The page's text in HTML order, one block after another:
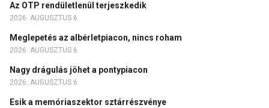
Az OTP rendületlenül terjeszkedik
2026. AUGUSZTUS 6.
Meglepetés az albérletpiacon, nincs roham
2026. AUGUSZTUS 6.
Nagy drágulás jöhet a pontypiacon
2026. AUGUSZTUS 6.
Esik a memóriaszektor sztárrészvénye